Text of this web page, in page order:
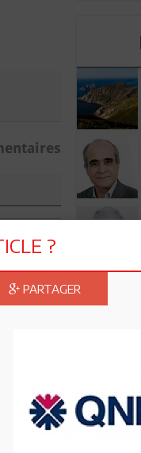
Envoyer
?
PARTAGER